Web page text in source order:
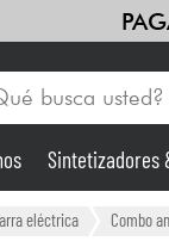
Sintetizadores
eléctrica Combo